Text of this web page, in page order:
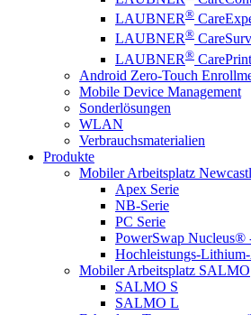
LAUBNER®
LAUBNER®
LAUBNER®
Android Zero-Touch
Mobile Device Management
Sonderlösungen
WLAN
Verbrauchsmaterialien
Produkte
Mobiler Arbeitsplatz
Apex Serie
NB-Serie
PC Serie
PowerSwap
Hochleistungs-
Mobiler Arbeitsplatz SALMO
SALMO S
SALMO L